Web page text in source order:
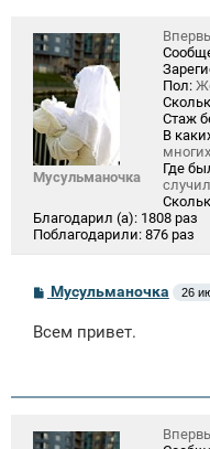
Мусульманочка
Пол:
Стаж
В
многих
Где
Благодарил (а): 1808 раз
Поблагодарили: 876 раз
С
б
и
Мусульманочка 26
Всем привет.